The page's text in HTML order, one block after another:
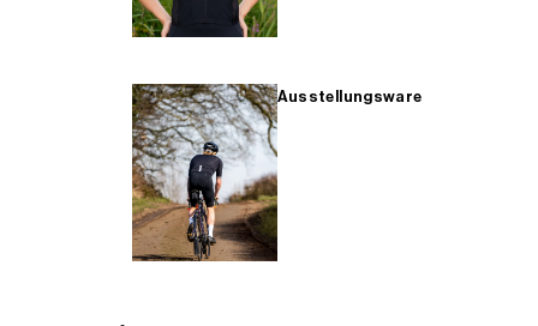
Ausstellungsware